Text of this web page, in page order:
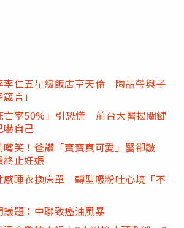
李仁五星級飯店享天倫 陶晶瑩與子
言」
亡率50%」引恐慌 前台大醫揭關鍵
嚇自己
嘴笑！爸讚「寶寶真可愛」醫卻皺
止妊娠
感睡衣換床單 轉型吸粉吐心境「不
議題：中聯致癌油風暴